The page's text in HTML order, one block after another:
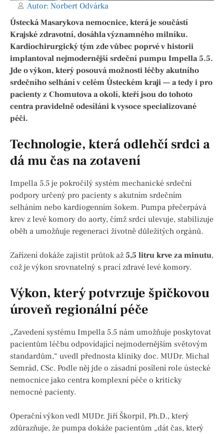
Autor: Norbert Odvárka
Ústecká Masarykova nemocnice, která je součástí
Krajské zdravotní, dosáhla významného milníku.
Kardiochirurgický tým zde vůbec poprvé v historii
implantoval nejmodernější srdeční pumpu Impella 5.5.
Jde o výkon, který posouvá možnosti léčby akutního
srdečního selhání v celém Ústeckém kraji — a tedy i pro
pacienty z Chomutova a okolí, kteří jsou do tohoto
centra pravidelně odesíláni k vysoce specializované
péči.
Technologie, která odlehčí srdci a
dá mu čas na zotavení
Impella 5.5 je pokročilý systém mechanické srdeční
podpory určený pro pacienty s akutním srdečním
selháním nebo kardiogenním šokem. Pumpa přečerpává
krev z levé komory do aorty, čímž srdci ulevuje, stabilizuje
oběh a umožňuje regeneraci životně důležitých orgánů.
Zařízení dokáže zajistit průtok až 5,5 litru krve za minutu,
což je výkon srovnatelný s prací zdravé levé komory.
Výkon, který potvrzuje špičkovou
úroveň regionální péče
„Zavedení systému Impella 5.5 nám umožňuje poskytovat
pacientům léčbu odpovídající nejmodernějším světovým
standardům,“ uvedl přednosta kliniky doc. MUDr. Michal
Semrád, CSc. Podle něj jde o zásadní posílení role ústecké
nemocnice jako centra komplexní péče o kriticky
nemocné pacienty.
Operační výkon vedl MUDr. Jiří Škorpil, Ph.D., který
zdůrazňuje, že pumpa dokáže pacientům „dát čas, který